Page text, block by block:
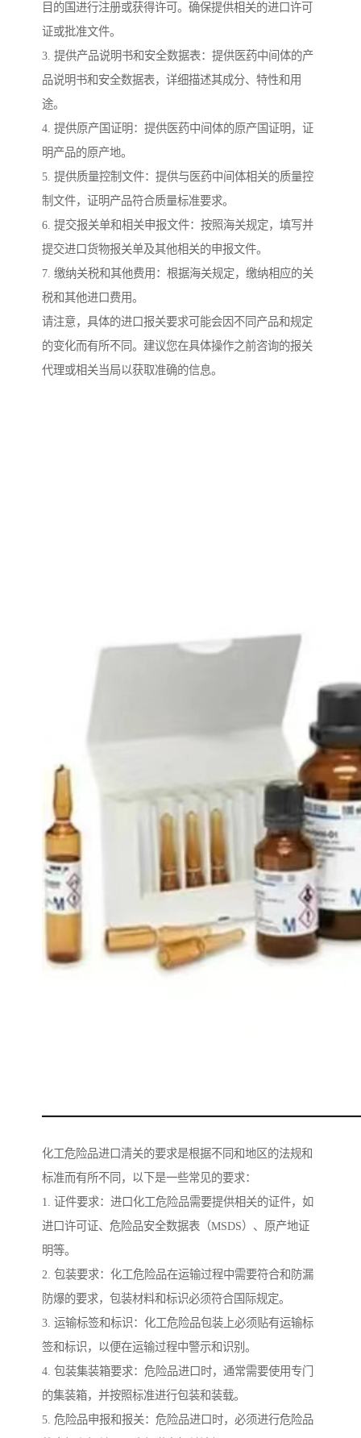
目的国进行注册或获得许可。确保提供相关的进口许可
证或批准文件。
3. 提供产品说明书和安全数据表：提供医药中间体的产
品说明书和安全数据表，详细描述其成分、特性和用
途。
4. 提供原产国证明：提供医药中间体的原产国证明，证
明产品的原产地。
5. 提供质量控制文件：提供与医药中间体相关的质量控
制文件，证明产品符合质量标准要求。
6. 提交报关单和相关申报文件：按照海关规定，填写并
提交进口货物报关单及其他相关的申报文件。
7. 缴纳关税和其他费用：根据海关规定，缴纳相应的关
税和其他进口费用。
请注意，具体的进口报关要求可能会因不同产品和规定
的变化而有所不同。建议您在具体操作之前咨询的报关
代理或相关当局以获取准确的信息。
化工危险品进口清关的要求是根据不同和地区的法规和
标准而有所不同，以下是一些常见的要求：
1. 证件要求：进口化工危险品需要提供相关的证件，如
进口许可证、危险品安全数据表（MSDS）、原产地证
明等。
2. 包装要求：化工危险品在运输过程中需要符合和防漏
防爆的要求，包装材料和标识必须符合国际规定。
3. 运输标签和标识：化工危险品包装上必须贴有运输标
签和标识，以便在运输过程中警示和识别。
4. 包装集装箱要求：危险品进口时，通常需要使用专门
的集装箱，并按照标准进行包装和装载。
5. 危险品申报和报关：危险品进口时，必须进行危险品